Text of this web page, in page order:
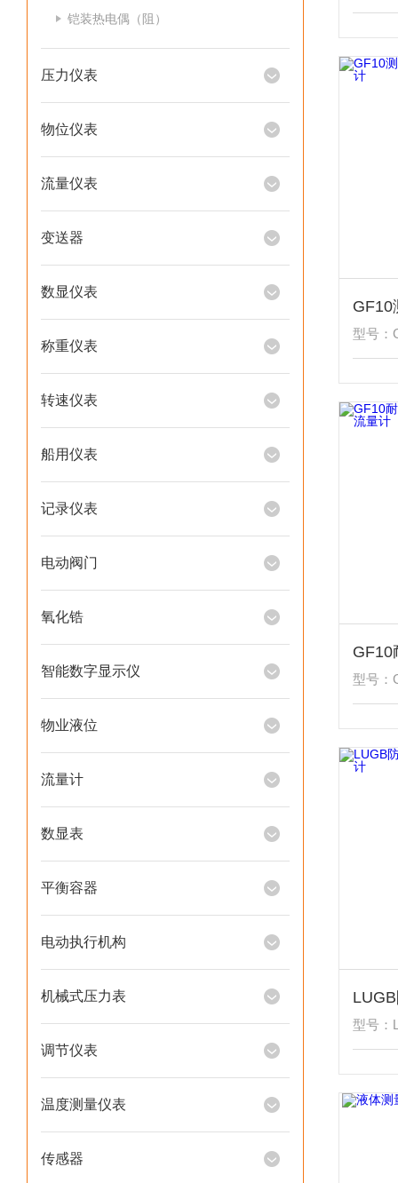
铠装热电偶（阻）
压力仪表
物位仪表
流量仪表
变送器
数显仪表
称重仪表
转速仪表
船用仪表
记录仪表
电动阀门
氧化锆
智能数字显示仪
物业液位
流量计
数显表
平衡容器
电动执行机构
机械式压力表
调节仪表
温度测量仪表
传感器
型号：
型号：
型号：